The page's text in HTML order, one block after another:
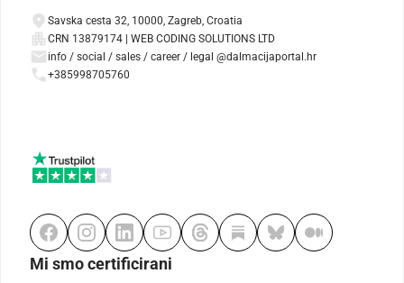
Savska cesta 32, 10000, Zagreb, Croatia
CRN 13879174 | WEB CODING SOLUTIONS LTD
info / social / sales / career / legal @dalmacijaportal.hr
+385998705760
Mi smo certificirani